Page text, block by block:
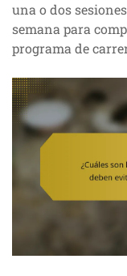
una o dos
semana para
programa de